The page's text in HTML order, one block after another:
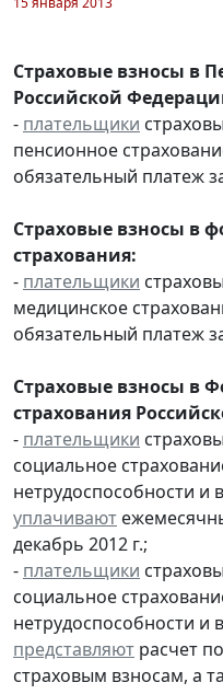
Страховые взносы в
Российской
- плательщики
пенсионное
обязательный платеж
Страховые взносы в
страхования:
- плательщики
медицинское
обязательный платеж
Страховые взносы в
страхования
- плательщики
социальное
нетрудоспособности и
уплачивают
декабрь 2012 г.;
- плательщики
социальное
нетрудоспособности и
представляют расчет
страховым взносам, а